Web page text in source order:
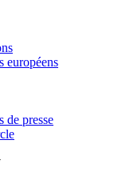
européens
de presse